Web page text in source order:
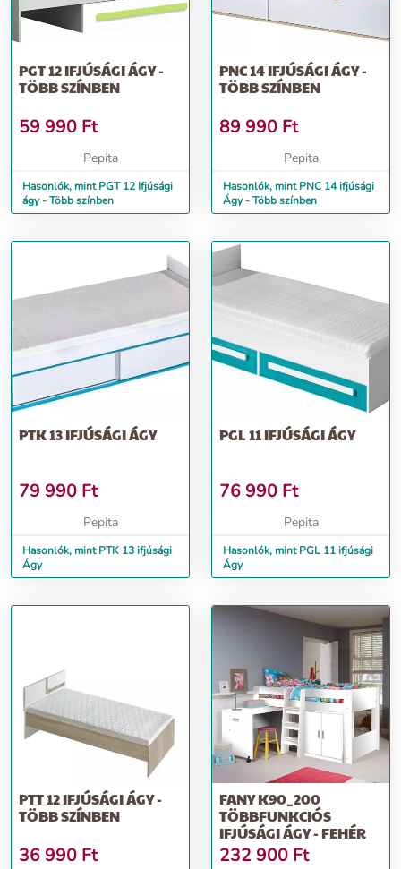
PGT 12 IFJÚSÁGI ÁGY -
TÖBB SZÍNBEN
59 990 Ft
Pepita
Hasonlók, mint PGT 12 Ifjúsági
ágy - Több színben
PNC 14 IFJÚSÁGI ÁGY -
TÖBB SZÍNBEN
89 990 Ft
Pepita
Hasonlók, mint PNC 14 ifjúsági
Ágy - Több színben
PTK 13 IFJÚSÁGI ÁGY
79 990 Ft
Pepita
Hasonlók, mint PTK 13 ifjúsági
Ágy
PGL 11 IFJÚSÁGI ÁGY
76 990 Ft
Pepita
Hasonlók, mint PGL 11 ifjúsági
Ágy
PTT 12 IFJÚSÁGI ÁGY -
TÖBB SZÍNBEN
36 990 Ft
FANY K90_200
TÖBBFUNKCIÓS
IFJÚSÁGI ÁGY - FEHÉR
232 900 Ft